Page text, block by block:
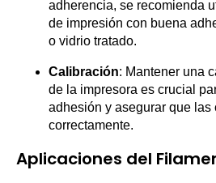
adherencia, se recomienda
de impresión con buena
o vidrio tratado.
Calibración: Mantener una
de la impresora es crucial
adhesión y asegurar que las
correctamente.
Aplicaciones del